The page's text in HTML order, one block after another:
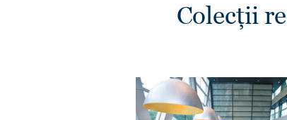
Colecții